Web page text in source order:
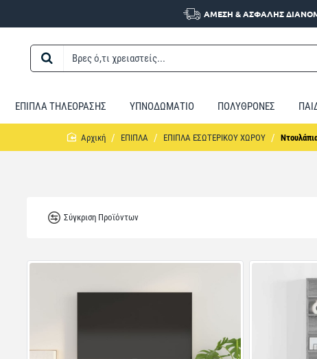
ΑΜΕΣΗ & ΑΣΦΑΛΗΣ
Βρες
χρειαστείς...
ΕΠΙΠΛΑ ΤΗΛΕΟΡΑΣΗΣ ΥΠΝΟΔΩΜΑΤΙΟ ΠΟΛΥΘΡΟΝΕΣ
homeΕΠΙΠΛΑ ΕΠΙΠΛΑ ΕΣΩΤΕΡΙΚΟΥ ΧΩΡΟΥ
Σύγκριση Προϊόντων